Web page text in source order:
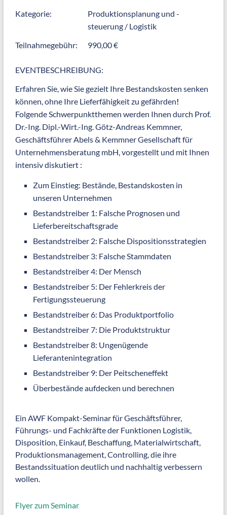
Kategorie:
Produktionsplanung und -
steuerung / Logistik
Teilnahmegebühr:
990,00 €
EVENTBESCHREIBUNG:
Erfahren Sie, wie Sie gezielt Ihre Bestandskosten senken
können, ohne Ihre Lieferfähigkeit zu gefährden!
Folgende Schwerpunktthemen werden Ihnen durch Prof.
Dr.-Ing. Dipl.-Wirt.-Ing. Götz-Andreas Kemmner,
Geschäftsführer Abels & Kemmner Gesellschaft für
Unternehmensberatung mbH, vorgestellt und mit Ihnen
intensiv diskutiert :
Zum Einstieg: Bestände, Bestandskosten in
unseren Unternehmen
Bestandstreiber 1: Falsche Prognosen und
Lieferbereitschaftsgrade
Bestandstreiber 2: Falsche Dispositionsstrategien
Bestandstreiber 3: Falsche Stammdaten
Bestandstreiber 4: Der Mensch
Bestandstreiber 5: Der Fehlerkreis der
Fertigungssteuerung
Bestandstreiber 6: Das Produktportfolio
Bestandstreiber 7: Die Produktstruktur
Bestandstreiber 8: Ungenügende
Lieferantenintegration
Bestandstreiber 9: Der Peitscheneffekt
Überbestände aufdecken und berechnen
Ein AWF Kompakt-Seminar für Geschäftsführer,
Führungs- und Fachkräfte der Funktionen Logistik,
Disposition, Einkauf, Beschaffung, Materialwirtschaft,
Produktionsmanagement, Controlling, die ihre
Bestandssituation deutlich und nachhaltig verbessern
wollen.
Flyer zum Seminar